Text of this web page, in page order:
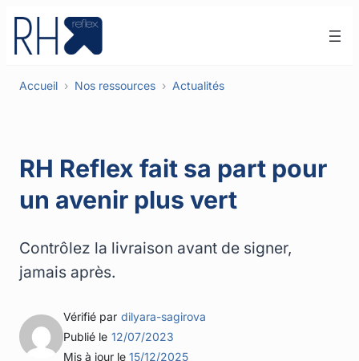
Aller
au
contenu
Accueil Nos ressources Actualités
RH Reflex fait sa part pour
un avenir plus vert
Contrôlez la livraison avant de signer,
jamais après.
Vérifié par dilyara-sagirova
Publié le 12/07/2023
Mis à jour le 15/12/2025